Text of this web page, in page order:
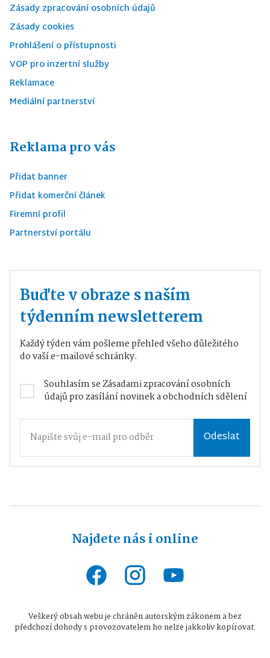
Zásady zpracování osobních údajů
Zásady cookies
Prohlášení o přístupnosti
VOP pro inzertní služby
Reklamace
Mediální partnerství
Reklama pro vás
Přidat banner
Přidat komerční článek
Firemní profil
Partnerství portálu
Buďte v obraze s naším
týdenním newsletterem
Každý týden vám pošleme přehled všeho důležitého
do vaší e-mailové schránky.
Souhlasím seZásadami zpracování osobních
údajůpro zasílání novinek a obchodních sdělení
Odeslat
Najdete nás i online
Veškerý obsah webu je chráněn autorským zákonem a bez
předchozí dohody s provozovatelem ho nelze jakkoliv kopírovat.